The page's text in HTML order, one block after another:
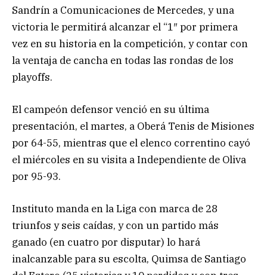
Sandrín a Comunicaciones de Mercedes, y una
victoria le permitirá alcanzar el “1″ por primera
vez en su historia en la competición, y contar con
la ventaja de cancha en todas las rondas de los
playoffs.
El campeón defensor venció en su última
presentación, el martes, a Oberá Tenis de Misiones
por 64-55, mientras que el elenco correntino cayó
el miércoles en su visita a Independiente de Oliva
por 95-93.
Instituto manda en la Liga con marca de 28
triunfos y seis caídas, y con un partido más
ganado (en cuatro por disputar) lo hará
inalcanzable para su escolta, Quimsa de Santiago